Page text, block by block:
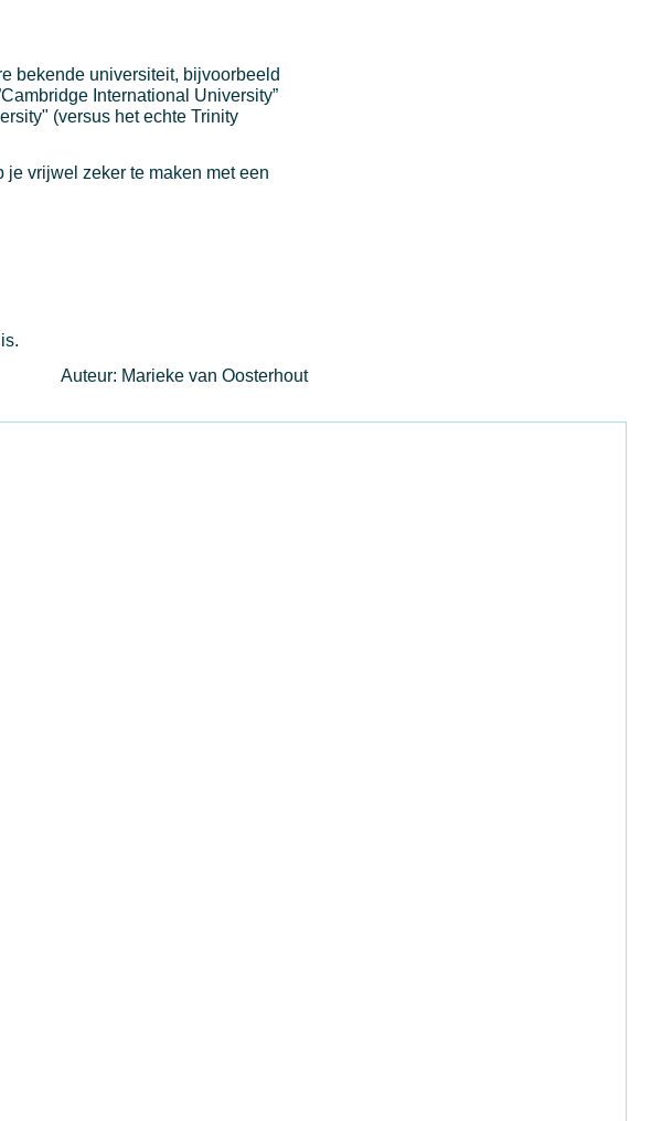
bekende universiteit, bijvoorbeeld
International University”
(versus het echte Trinity
je vrijwel zeker te maken met een
Auteur: Marieke van Oosterhout